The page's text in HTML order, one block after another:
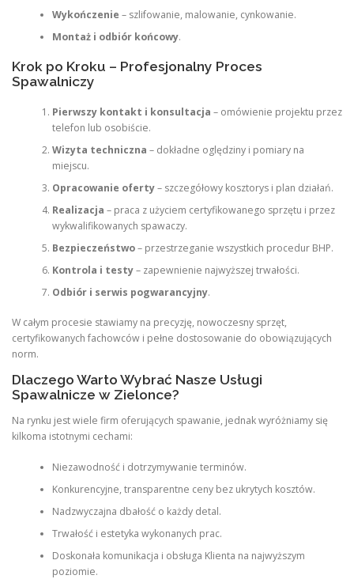
Wykończenie – szlifowanie, malowanie, cynkowanie.
Montaż i odbiór końcowy.
Krok po Kroku – Profesjonalny Proces
Spawalniczy
Pierwszy kontakt i konsultacja – omówienie projektu przez
telefon lub osobiście.
Wizyta techniczna – dokładne oględziny i pomiary na
miejscu.
Opracowanie oferty– szczegółowy kosztorys i plan działań.
Realizacja – praca z użyciem certyfikowanego sprzętu i przez
wykwalifikowanych spawaczy.
Bezpieczeństwo– przestrzeganie wszystkich procedur BHP.
Kontrola i testy– zapewnienie najwyższej trwałości.
Odbiór i serwis pogwarancyjny.
W całym procesie stawiamy na precyzję, nowoczesny sprzęt,
certyfikowanych fachowców i pełne dostosowanie do obowiązujących
norm.
Dlaczego Warto Wybrać Nasze Usługi
Spawalnicze w Zielonce?
Na rynku jest wiele firm oferujących spawanie, jednak wyróżniamy się
kilkoma istotnymi cechami:
Niezawodność i dotrzymywanie terminów.
Konkurencyjne, transparentne ceny bez ukrytych kosztów.
Nadzwyczajna dbałość o każdy detal.
Trwałość i estetyka wykonanych prac.
Doskonała komunikacja i obsługa Klienta na najwyższym
poziomie.